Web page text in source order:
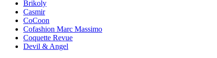
Brikoly
Casmir
CoCoon
Cofashion Marc Massimo
Coquette Revue
Devil & Angel